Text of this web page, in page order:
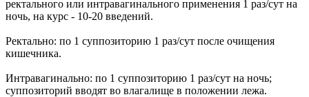
ректального или интравагинального применения 1 раз/сут на
ночь, на курс - 10-20 введений.
Ректально: по 1 суппозиторию 1 раз/сут после очищения
кишечника.
Интравагинально: по 1 суппозиторию 1 раз/сут на ночь;
суппозиторий вводят во влагалище в положении лежа.